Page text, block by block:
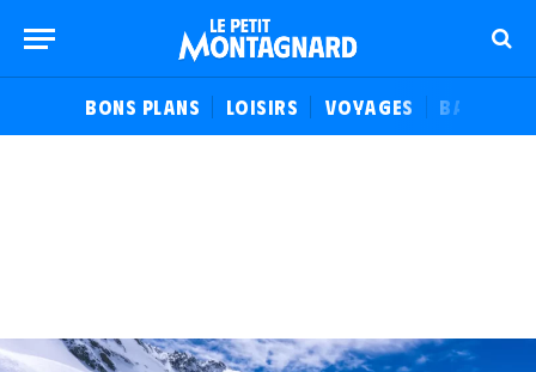
BONS PLANS LOISIRS VOYAGES BALADES